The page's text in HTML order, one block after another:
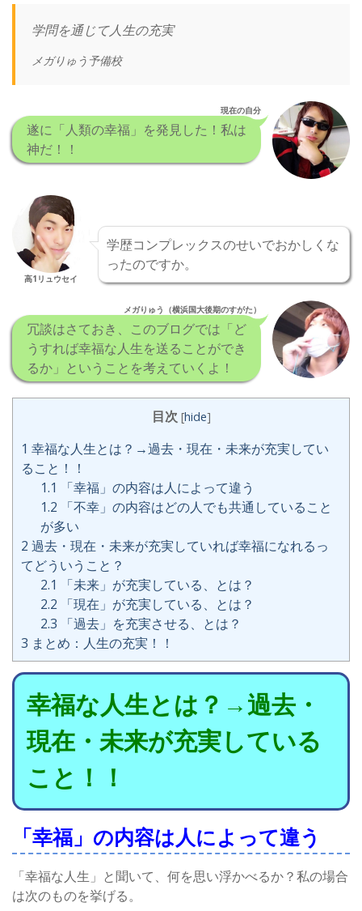
学問を通じて人生の充実
メガりゅう予備校
現在の自分
遂に「人類の幸福」を発見した！私は
神だ！！
高1リュウセイ
学歴コンプレックスのせいでおかしくな
ったのですか。
メガりゅう（横浜国大後期のすがた）
冗談はさておき、このブログでは「ど
うすれば幸福な人生を送ることができ
るか」ということを考えていくよ！
目次 [hide]
1 幸福な人生とは？→過去・現在・未来が充実してい
ること！！
1.1
「幸福」の内容は人によって違う
1.2 「不幸」の内容はどの人でも共通していること
が多い
2 過去・現在・未来が充実していれば幸福になれるっ
てどういうこと？
2.1
「未来」が充実している、とは？
2.2 「現在」が充実している、とは？
2.3 「過去」を充実させる、とは？
3 まとめ：人生の充実！！
幸福な人生とは？→過去・
現在・未来が充実している
こと！！
「幸福」の内容は人によって違う
「幸福な人生」と聞いて、何を思い浮かべるか？私の場合
は次のものを挙げる。